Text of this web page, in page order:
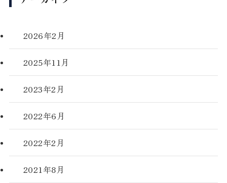
2026年2月
2025年11月
2023年2月
2022年6月
2022年2月
2021年8月